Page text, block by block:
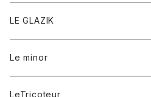
フリース
マフラー
リング
ショートパンツ
アウター
カーディガン
ショートパンツ
オーバーオール
シャツ
ワンピース
ワンピース
スウェット
アウター
Tシャツ
LE GLAZIK
レディース
コート
Le minor
ボトム
LeTricoteur